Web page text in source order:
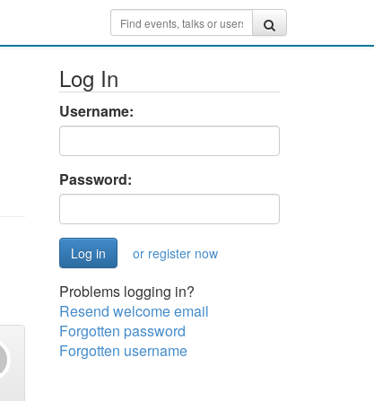
Log In
Username:
Password:
or register now
Problems logging in?
Resend welcome email
Forgotten password
Forgotten username